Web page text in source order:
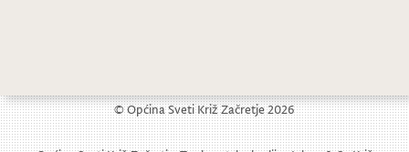
© Općina Sveti Križ Začretje 2026